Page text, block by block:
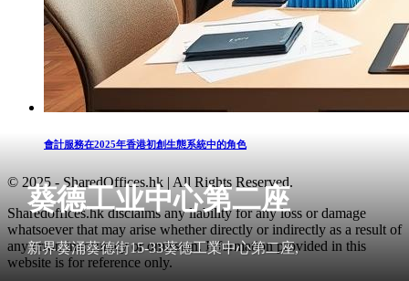
葵德工业中心第二座
新界葵涌葵德街15-33葵德工業中心第二座,
會計服務在2025年香港初創生態系統中的角色
© 2025 - SharedOffices.hk | All Rights Reserved.
Sharedoffices.hk disclaims any liability for any loss or damage
whatsoever that may arise whether directly or indirectly as a result of
any error, inaccuracy or omission. Information provided in this
website is for reference only.